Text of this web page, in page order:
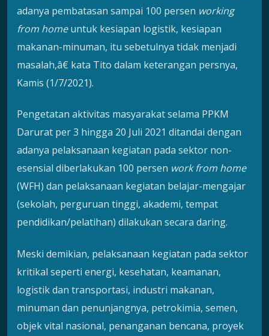
adanya pembatasan sampai 100 persen working
from homeuntuk kesiapan logistik, kesiapan
makanan-minuman, itu sebetulnya tidak menjadi
masalah,â€ kata Tito dalam keterangan persnya,
Kamis (1/7/2021).
Pengetatan aktivitas masyarakat selama PPKM
Darurat per 3 hingga 20 Juli 2021 ditandai dengan
adanya pelaksanaan kegiatan pada sektor non-
esensial diberlakukan 100 persen work from home
(WFH) dan pelaksanaan kegiatan belajar-mengajar
(sekolah, perguruan tinggi, akademi, tempat
pendidikan/pelatihan) dilakukan secara daring.
Meski demikian, pelaksanaan kegiatan pada sektor
kritikal seperti energi, kesehatan, keamanan,
logistik dan transportasi, industri makanan,
minuman dan penunjangnya, petrokimia, semen,
objek vital nasional, penanganan bencana, proyek